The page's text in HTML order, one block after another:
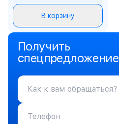
В корзину
Получить
спецпредложение